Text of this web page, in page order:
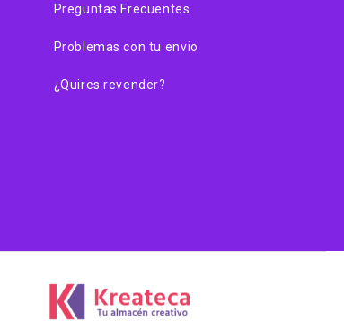
Preguntas Frecuentes
Problemas con tu envio
¿Quires revender?